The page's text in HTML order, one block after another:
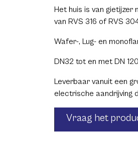
Het huis is van gietijzer
van RVS 316 of RVS
Wafer-, Lug- en
DN32 tot en met DN
Leverbaar vanuit een
electrische aandrijving
Vraag het